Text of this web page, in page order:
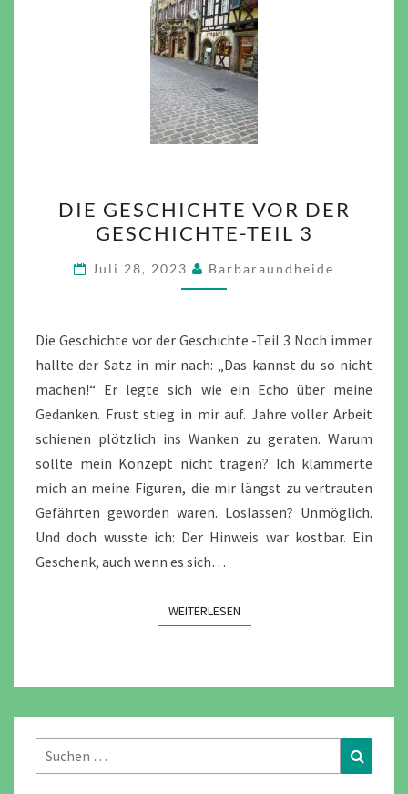
GESCHICHTE
VOR
DER
GESCHICHTE-
3
DIE GESCHICHTE VOR DER
GESCHICHTE-TEIL 3
Juli 28, 2023 Barbaraundheide
Die Geschichte vor der Geschichte -Teil 3 Noch immer
hallte der Satz in mir nach: „Das kannst du so nicht
machen!“ Er legte sich wie ein Echo über meine
Gedanken. Frust stieg in mir auf. Jahre voller Arbeit
schienen plötzlich ins Wanken zu geraten. Warum
sollte mein Konzept nicht tragen? Ich klammerte
mich an meine Figuren, die mir längst zu vertrauten
Gefährten geworden waren. Loslassen? Unmöglich.
Und doch wusste ich: Der Hinweis war kostbar. Ein
Geschenk, auch wenn es sich…
WEITERLESENWEITERLESEN
Suchen
nach: